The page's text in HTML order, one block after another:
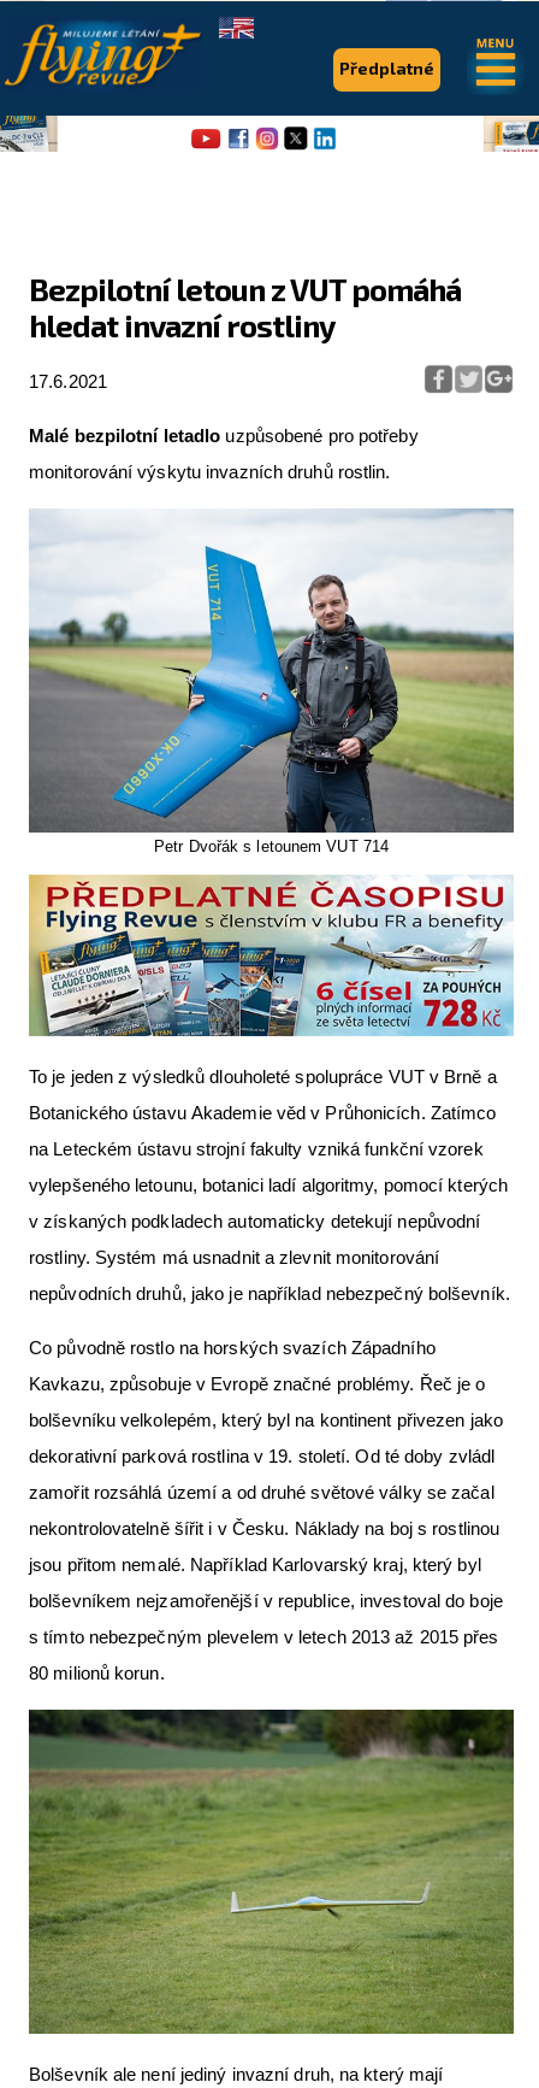
Bezpilotní letoun z VUT pomáhá
hledat invazní rostliny
17.6.2021
Malé bezpilotní letadlo uzpůsobené pro potřeby
monitorování výskytu invazních druhů rostlin.
Petr Dvořák s letounem VUT 714
To je jeden z výsledků dlouholeté spolupráce VUT v Brně a
Botanického ústavu Akademie věd v Průhonicích. Zatímco
na Leteckém ústavu strojní fakulty vzniká funkční vzorek
vylepšeného letounu, botanici ladí algoritmy, pomocí kterých
v získaných podkladech automaticky detekují nepůvodní
rostliny. Systém má usnadnit a zlevnit monitorování
nepůvodních druhů, jako je například nebezpečný bolševník.
Co původně rostlo na horských svazích Západního
Kavkazu, způsobuje v Evropě značné problémy. Řeč je o
bolševníku velkolepém, který byl na kontinent přivezen jako
dekorativní parková rostlina v 19. století. Od té doby zvládl
zamořit rozsáhlá území a od druhé světové války se začal
nekontrolovatelně šířit i v Česku. Náklady na boj s rostlinou
jsou přitom nemalé. Například Karlovarský kraj, který byl
bolševníkem nejzamořenější v republice, investoval do boje
s tímto nebezpečným plevelem v letech 2013 až 2015 přes
80 milionů korun.
Bolševník ale není jediný invazní druh, na který mají
Předplatné
.
Flying Revue
Pro piloty
Letecká videa
Aktuální FR + archiv
Letecká muzea
VFR Communication app
The SAFE Guide app
Nabídky práce v letectví
Inzerujte s námi
E-SHOP